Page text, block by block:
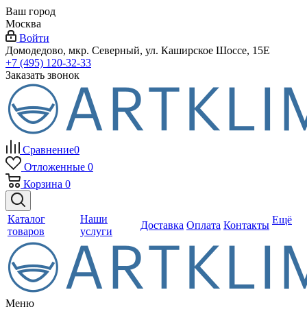
Ваш город
Москва
Войти
Домодедово, мкр. Северный, ул. Каширское Шоссе, 15Е
+7 (495) 120-32-33
Заказать звонок
Сравнение0
Отложенные 0
Корзина 0
Каталог
товаров
Наши
услуги
Доставка Оплата Контакты Ещё
Меню